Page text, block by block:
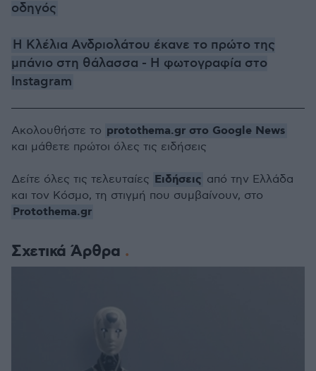
οδηγός
Η Κλέλια Ανδριολάτου έκανε το πρώτο της
μπάνιο στη θάλασσα - Η φωτογραφία στο
Instagram
Σχετικά Άρθρα
Ακολουθήστε το protothema.gr στο Google News
και μάθετε πρώτοι όλες τις ειδήσεις
Δείτε όλες τις τελευταίες Ειδήσεις από την Ελλάδα
και τον Κόσμο, τη στιγμή που συμβαίνουν, στο
Protothema.gr